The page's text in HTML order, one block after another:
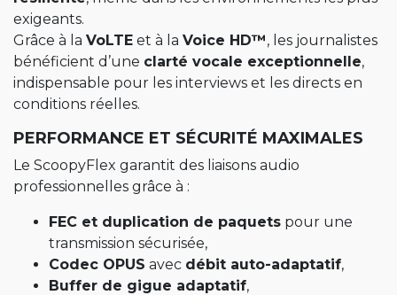
exigeants.
Grâce à la VoLTE et à la Voice HD™, les journalistes
bénéficient d’une clarté vocale exceptionnelle,
indispensable pour les interviews et les directs en
conditions réelles.
PERFORMANCE ET SÉCURITÉ MAXIMALES
Le ScoopyFlex garantit des liaisons audio
professionnelles grâce à :
FEC et duplication de paquets pour une
transmission sécurisée,
Codec OPUS avec débit auto-adaptatif,
Buffer de gigue adaptatif,